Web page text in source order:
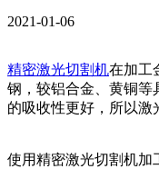
2021-01-06
精密激光切割机在加工
钢，较铝合金、黄铜等
的吸收性更好，所以激
使用精密激光切割机加